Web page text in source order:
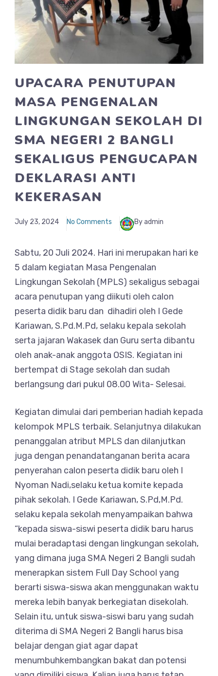
UPACARA PENUTUPAN
MASA PENGENALAN
LINGKUNGAN SEKOLAH DI
SMA NEGERI 2 BANGLI
SEKALIGUS PENGUCAPAN
DEKLARASI ANTI
KEKERASAN
July 23, 2024 No Comments By admin
Sabtu, 20 Juli 2024. Hari ini merupakan hari ke
5 dalam kegiatan Masa Pengenalan
Lingkungan Sekolah (MPLS) sekaligus sebagai
acara penutupan yang diikuti oleh calon
peserta didik baru dan dihadiri oleh I Gede
Kariawan, S.Pd.M.Pd, selaku kepala sekolah
serta jajaran Wakasek dan Guru serta dibantu
oleh anak-anak anggota OSIS. Kegiatan ini
bertempat di Stage sekolah dan sudah
berlangsung dari pukul 08.00 Wita- Selesai.
Kegiatan dimulai dari pemberian hadiah kepada
kelompok MPLS terbaik. Selanjutnya dilakukan
penanggalan atribut MPLS dan dilanjutkan
juga dengan penandatanganan berita acara
penyerahan calon peserta didik baru oleh I
Nyoman Nadi,selaku ketua komite kepada
pihak sekolah. I Gede Kariawan, S.Pd,M.Pd.
selaku kepala sekolah menyampaikan bahwa
“kepada siswa-siswi peserta didik baru harus
mulai beradaptasi dengan lingkungan sekolah,
yang dimana juga SMA Negeri 2 Bangli sudah
menerapkan sistem Full Day School yang
berarti siswa-siswa akan menggunakan waktu
mereka lebih banyak berkegiatan disekolah.
Selain itu, untuk siswa-siswi baru yang sudah
diterima di SMA Negeri 2 Bangli harus bisa
belajar dengan giat agar dapat
menumbuhkembangkan bakat dan potensi